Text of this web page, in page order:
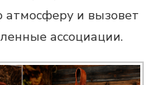
атмосферу и вызовет
ассоциации.